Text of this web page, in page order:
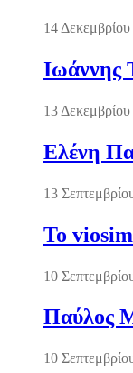
14
Ιωάννης
13
Ελένη
13
Το
10
Παύλος
10